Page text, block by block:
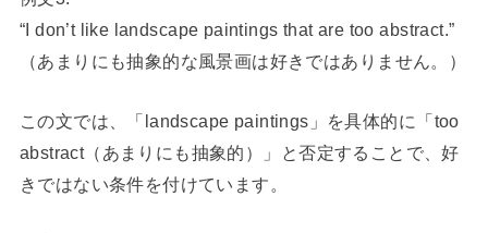
“I don’t like landscape paintings that are too abstract.”
（あまりにも抽象的な風景画は好きではありません。）
この文では、「landscape paintings」を具体的に「too
abstract（あまりにも抽象的）」と否定することで、好
きではない条件を付けています。